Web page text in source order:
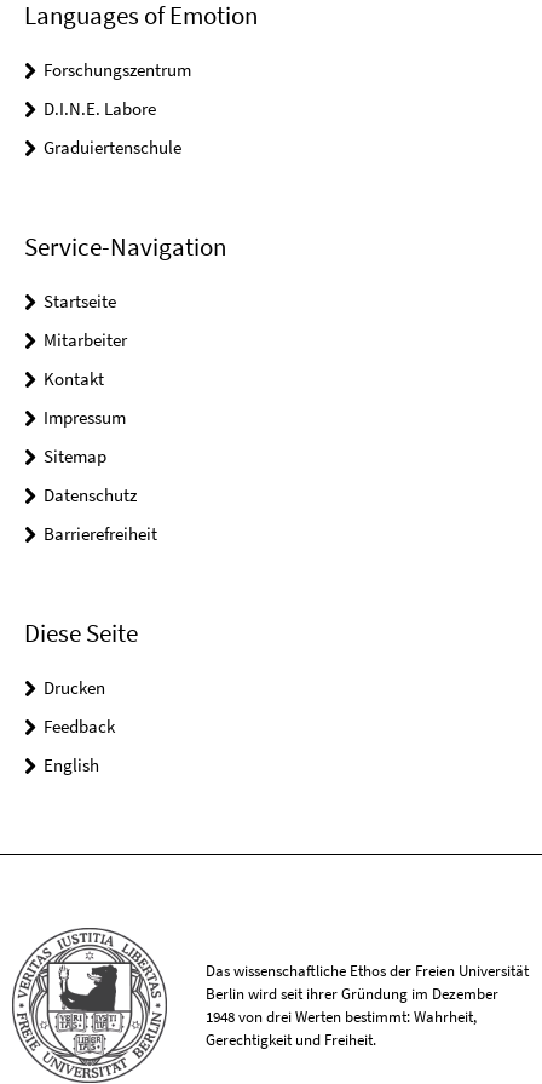
Languages of Emotion
Forschungszentrum
D.I.N.E. Labore
Graduiertenschule
Service-Navigation
Startseite
Mitarbeiter
Kontakt
Impressum
Sitemap
Datenschutz
Barrierefreiheit
Diese Seite
Drucken
Feedback
English
Das wissenschaftliche Ethos der Freien Universität
Berlin wird seit ihrer Gründung im Dezember
1948 von drei Werten bestimmt: Wahrheit,
Gerechtigkeit und Freiheit.